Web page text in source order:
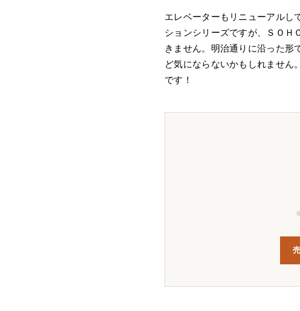
エレベーターもリニューアルし
ションシリーズですが、ＳＯＨ
きません。明治通りに沿った形
ど気にならないかもしれません
です！